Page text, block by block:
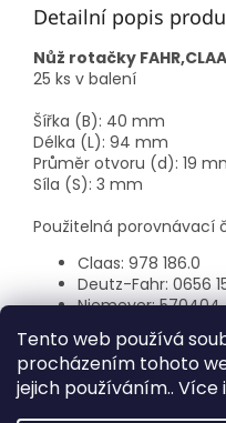
Tento web používá
procházením tohoto
jejich používáním..
Detailní popis
Nůž rotačky
25 ks v balení
Šířka (B): 40 mm
Délka (L): 94 mm
Průměr otvoru (d): 19
Síla (S): 3 mm
Použitelná porovnávací
Claas: 978 186.0
Deutz-Fahr: 0656
Niemeyer: 570404
Pezag:
570404